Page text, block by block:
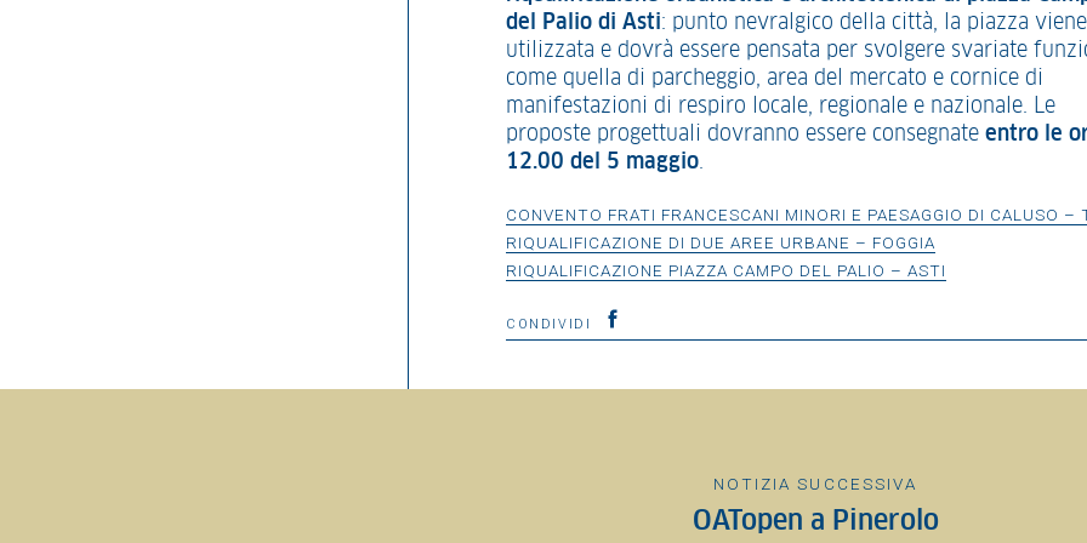
del Palio di Asti: punto nevralgico della città, la piazza viene
utilizzata e dovrà essere pensata per svolgere svariate
come quella di parcheggio, area del mercato e cornice di
manifestazioni di respiro locale, regionale e nazionale. Le
proposte progettuali dovranno essere consegnate entro le
12.00 del 5 maggio.
CONVENTO FRATI FRANCESCANI MINORI E PAESAGGIO DI CALUSO –
RIQUALIFICAZIONE DI DUE AREE URBANE – FOGGIA
RIQUALIFICAZIONE PIAZZA CAMPO DEL PALIO – ASTI
CONDIVIDI
NOTIZIA SUCCESSIVA
OATopen a Pinerolo